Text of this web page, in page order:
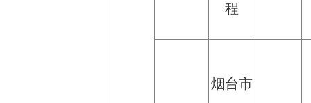
程
烟台市